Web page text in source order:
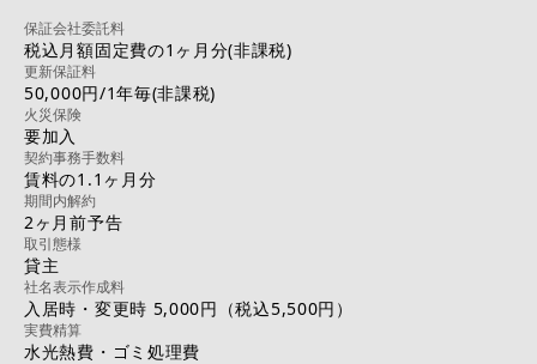
保証会社委託料
税込月額固定費の1ヶ月分(非課税)
更新保証料
50,000円/1年毎(非課税)
火災保険
要加入
契約事務手数料
賃料の1.1ヶ月分
期間内解約
2ヶ月前予告
取引態様
貸主
社名表示作成料
入居時・変更時 5,000円（税込5,500円）
実費精算
水光熱費・ゴミ処理費